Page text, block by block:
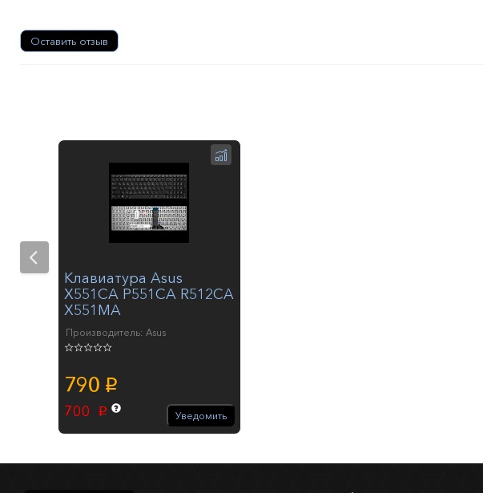
Оставить отзыв
Клавиатура Asus
X551CA P551CA R512CA
X551MA
Производитель: Asus
790 p
700 p Уведомить